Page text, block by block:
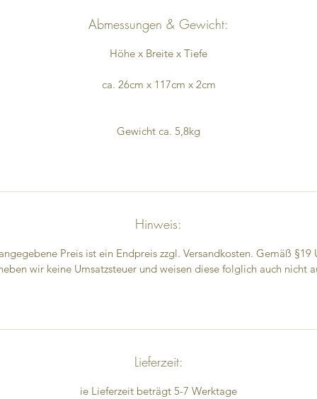
Abmessungen & Gewicht:
Höhe x Breite x Tiefe
ca. 26cm x 117cm x 2cm
Gewicht ca. 5,8kg
Hinweis:
Preis ist ein Endpreis zzgl. Versandkosten. Gemäß §19
wir keine Umsatzsteuer und weisen diese folglich auch nicht
Lieferzeit:
ie Lieferzeit beträgt 5-7 Werktage